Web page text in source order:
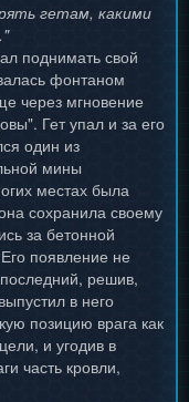
гетам, какими
поднимать свой
фонтаном
через мгновение
Гет упал и за его
один из
мины
местах была
сохранила своему
за бетонной
появление не
решив,
в него
позицию врага как
и угодив в
часть кровли,